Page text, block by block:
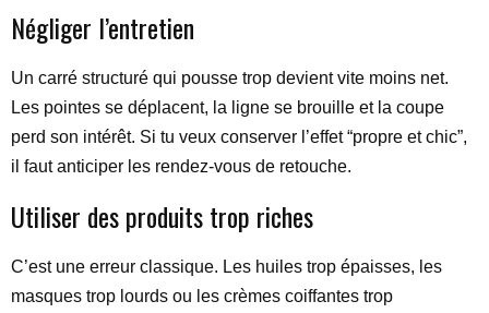
Négliger l’entretien
Un carré structuré qui pousse trop devient vite moins net.
Les pointes se déplacent, la ligne se brouille et la coupe
perd son intérêt. Si tu veux conserver l’effet “propre et chic”,
il faut anticiper les rendez-vous de retouche.
Utiliser des produits trop riches
C’est une erreur classique. Les huiles trop épaisses, les
masques trop lourds ou les crèmes coiffantes trop